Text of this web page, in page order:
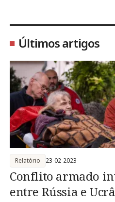
Últimos artigos
Conflito armado
entre Rússia e
Relatório 23-02-2023